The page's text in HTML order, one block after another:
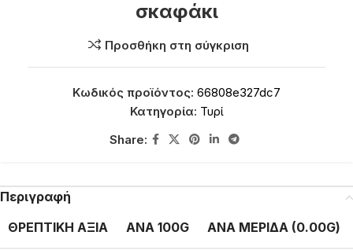
σκαφάκι
Προσθήκη στη σύγκριση
Κωδικός προϊόντος: 66808e327dc7
Κατηγορία: Τυρί
Share:
Περιγραφή
ΘΡΕΠΤΙΚΗ ΑΞΙΑ
ΑΝΑ 100G ΑΝΑ ΜΕΡΙΔΑ (0.00G)